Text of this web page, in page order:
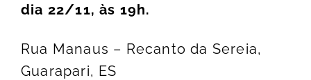
dia 22/11, às 19h.
Rua Manaus – Recanto da Sereia,
Guarapari, ES